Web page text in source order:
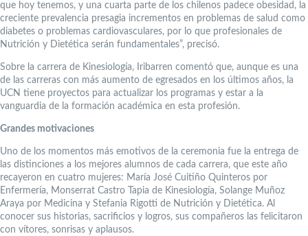
que hoy tenemos, y una cuarta parte de los chilenos padece obesidad, la
creciente prevalencia presagia incrementos en problemas de salud como
diabetes o problemas cardiovasculares, por lo que profesionales de
Nutrición y Dietética serán fundamentales”, precisó.
Sobre la carrera de Kinesiología, Iribarren comentó que, aunque es una
de las carreras con más aumento de egresados en los últimos años, la
UCN tiene proyectos para actualizar los programas y estar a la
vanguardia de la formación académica en esta profesión.
Grandes motivaciones
Uno de los momentos más emotivos de la ceremonia fue la entrega de
las distinciones a los mejores alumnos de cada carrera, que este año
recayeron en cuatro mujeres: María José Cuitiño Quinteros por
Enfermería, Monserrat Castro Tapia de Kinesiología, Solange Muñoz
Araya por Medicina y Stefania Rigotti de Nutrición y Dietética. Al
conocer sus historias, sacrificios y logros, sus compañeros las felicitaron
con vítores, sonrisas y aplausos.